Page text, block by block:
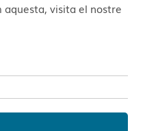
aquesta, visita el nostre